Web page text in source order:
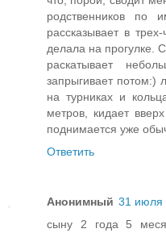
родственников по
рассказывает в
делала на прогулке.
раскатывает
запрыгивает потом:)
на турниках и
метров, кидает
поднимается уже
Ответить
Анонимный 31 июля
сыну 2 года 5